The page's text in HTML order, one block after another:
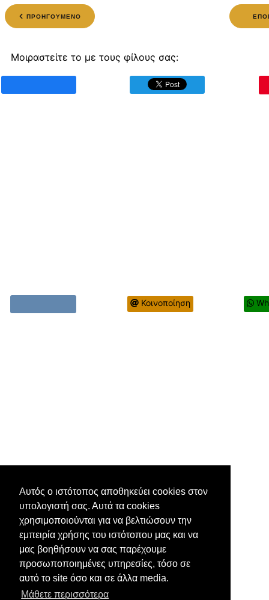
Αυτός ο ιστότοπος αποθηκεύει cookies στον
υπολογιστή σας. Αυτά τα cookies
χρησιμοποιούνται για να βελτιώσουν την
εμπειρία χρήσης του ιστότοπου μας και να
μας βοηθήσουν να σας παρέχουμε
προσωποποιημένες υπηρεσίες, τόσο σε
αυτό το site όσο και σε άλλα media.
Μάθετε περισσότερα
ΠΡΟΗΓΟΥΜΕΝΟ
Μοιραστείτε το με τους φίλους σας:
Κοινοποίηση